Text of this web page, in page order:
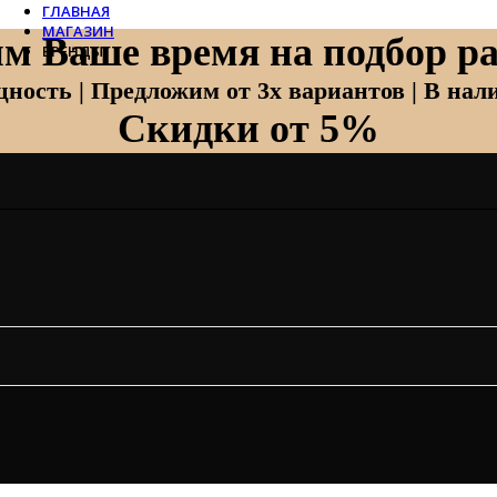
Ваше время на подбор
| Предложим от 3х вариантов | В
Скидки от 5%
ГЛАВНАЯ
МАГАЗИН
БРЕНДЫ
Zehnder
Zehnder Charleston
Loten
Mitsubishi Electric
Systemair